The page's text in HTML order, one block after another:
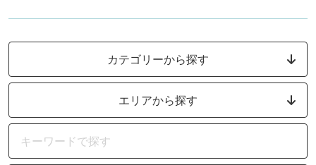
カテゴリーから探す
エリアから探す